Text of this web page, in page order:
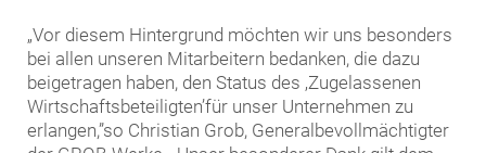
„Vor diesem Hintergrund möchten wir uns besonders
bei allen unseren Mitarbeitern bedanken, die dazu
beigetragen haben, den Status des ‚Zugelassenen
Wirtschaftsbeteiligten’für unser Unternehmen zu
erlangen,”so Christian Grob, Generalbevollmächtigter